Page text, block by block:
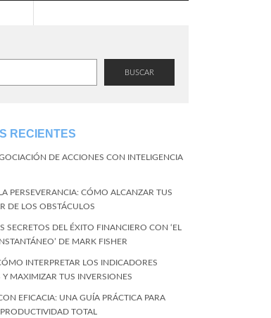
BUSCAR
RECIENTES
DE ACCIONES CON INTELIGENCIA
PERSEVERANCIA: CÓMO ALCANZAR TUS
DE LOS OBSTÁCULOS
SECRETOS DEL ÉXITO FINANCIERO CON ‘EL
DE MARK FISHER
INTERPRETAR LOS INDICADORES
MAXIMIZAR TUS INVERSIONES
EFICACIA: UNA GUÍA PRÁCTICA PARA
TOTAL